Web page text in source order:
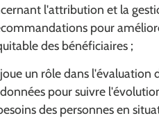
l'attribution et la
pour
des bénéficiaires ;
un rôle dans
pour suivre
des personnes en